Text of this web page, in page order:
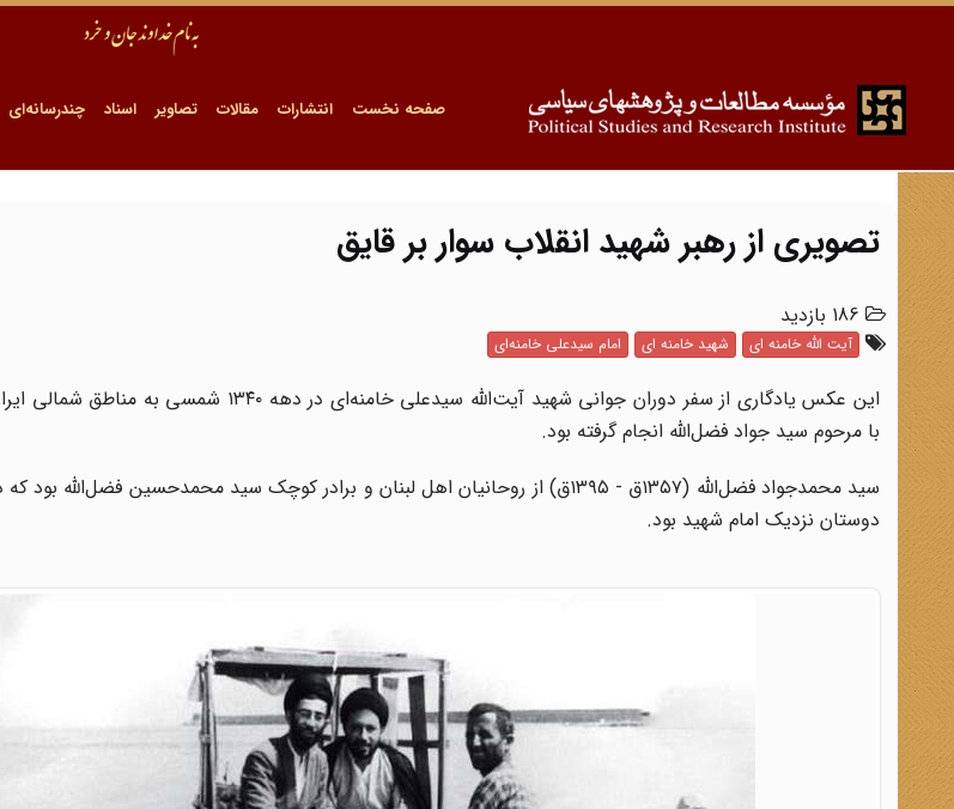
صفحه نخست انتشارات مقالات تصاویر اسناد چندرسانه‌ای
تصویری از رهبر شهید انقلاب سوار بر قایق
آیت الله خامنه ای شهید خامنه ای امام سیدعلی خامنه‌ای
این عکس یادگاری از سفر دوران جوانی شهید آیت‌الله سیدعلی
با مرحوم سید جواد فضل‌الله انجام گرفته بود.
سید محمدجواد فضل‌الله (۱۳۵۷ق - ۱۳۹۵ق) از روحانیان اهل لبنان و برادر کوچک سید محمدحسین
دوستان نزدیک امام شهید بود.